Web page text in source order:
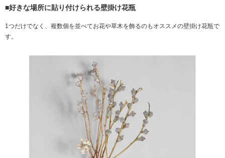
■好きな場所に貼り付けられる壁掛け花瓶
1つだけでなく、複数個を並べてお花や草木を飾るのもオススメの壁掛け花瓶で
す。